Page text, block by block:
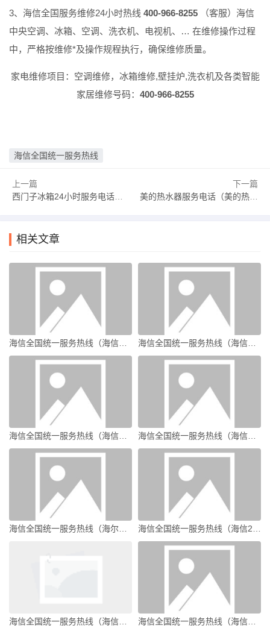
3、海信全国服务维修24小时热线 400-966-8255 （客服）海信
中央空调、冰箱、空调、洗衣机、电视机、… 在维修操作过程
中，严格按维修*及操作规程执行，确保维修质量。
家电维修项目：空调维修，冰箱维修,壁挂炉,洗衣机及各类智能
家居维修号码： 400-966-8255
海信全国统一服务热线
上一篇
西门子冰箱24小时服务电话（重庆西门子冰箱24小时服务电话）
下一篇
美的热水器服务电话（美的热水器服务电话24小时热线p0）
相关文章